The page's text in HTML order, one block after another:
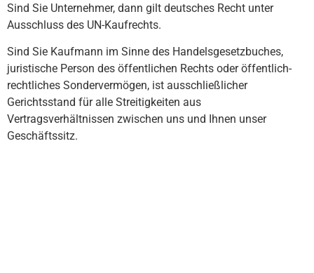
Sind Sie Unternehmer, dann gilt deutsches Recht unter
Ausschluss des UN-Kaufrechts.
Sind Sie Kaufmann im Sinne des Handelsgesetzbuches,
juristische Person des öffentlichen Rechts oder öffentlich-
rechtliches Sondervermögen, ist ausschließlicher
Gerichtsstand für alle Streitigkeiten aus
Vertragsverhältnissen zwischen uns und Ihnen unser
Geschäftssitz.